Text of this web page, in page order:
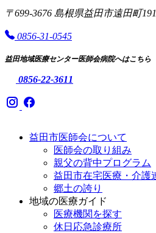
〒699-3676 島根県益田市遠田町
0856-31-0545
益田地域医療センター医師会病院へはこちら
0856-22-3611
益田市医師会について
医師会の取り組み
親父の背中プログラム
益田市在宅医療・介護
郷土の誇り
地域の医療ガイド
医療機関を探す
休日応急診療所